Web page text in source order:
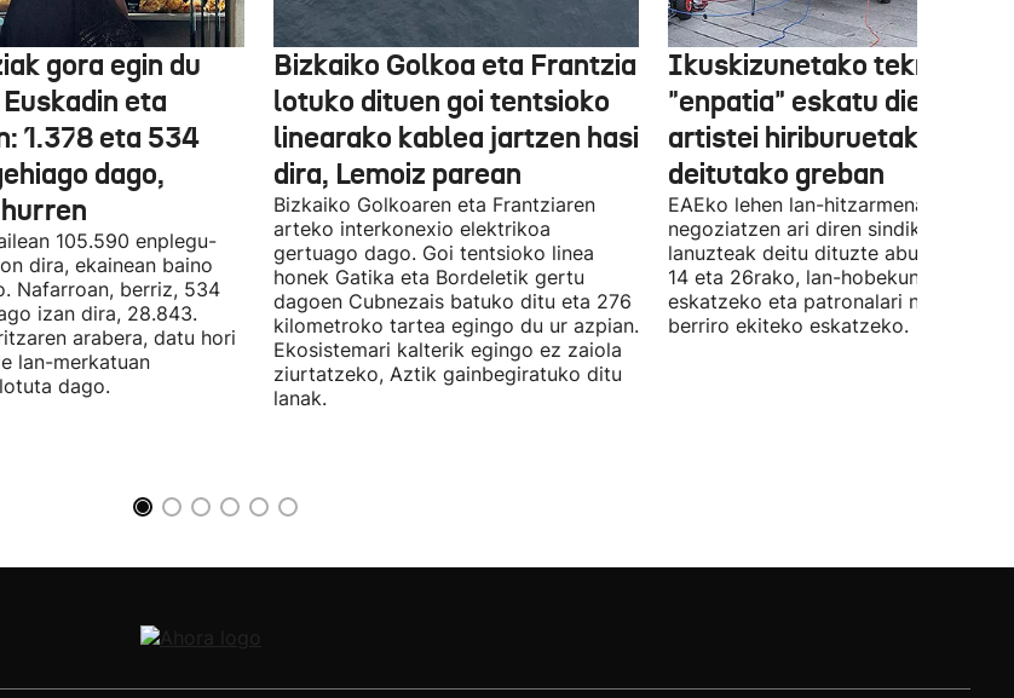
gora egin du
eta
1.378 eta 534
dago,
105.590 enplegu-
dira, ekainean baino
Nafarroan, berriz, 534
izan dira, 28.843.
arabera, datu hori
lan-merkatuan
dago.
Bizkaiko Golkoa eta Frantzia
lotuko dituen goi tentsioko
linearako kablea jartzen hasi
dira, Lemoiz parean
Bizkaiko Golkoaren eta Frantziaren
arteko interkonexio elektrikoa
gertuago dago. Goi tentsioko linea
honek Gatika eta Bordeletik gertu
dagoen Cubnezais batuko ditu eta 276
kilometroko tartea egingo du ur azpian.
Ekosistemari kalterik egingo ez zaiola
ziurtatzeko, Aztik gainbegiratuko ditu
lanak.
Ikuskizunetako teknikariek
"enpatia" eskatu diete
artistei hiriburuetako
deitutako greban
EAEko lehen lan-hitzarmena
negoziatzen ari diren sindikatuek
lanuzteak deitu dituzte abuztuaren 5,
14 eta 26rako, lan-hobekuntzak
eskatzeko eta patronalari
berriro ekiteko eskatzeko.